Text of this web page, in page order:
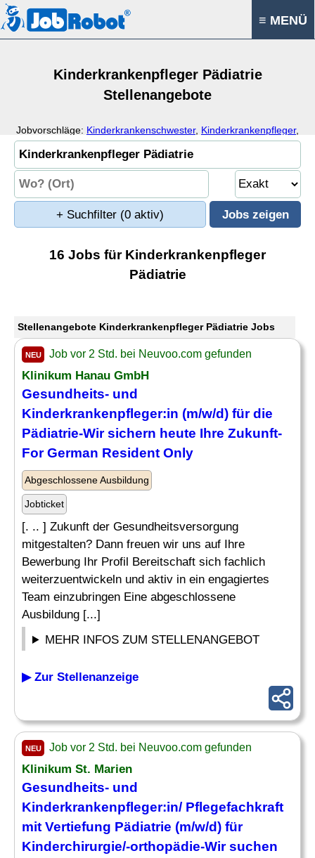
≡ MENÜ
Kinderkrankenpfleger Pädiatrie
Stellenangebote
Jobvorschläge: Kinderkrankenschwester, Kinderkrankenpfleger,
Kinderkrankenpflege,Kinderkrankenhaus
+ Suchfilter (0 aktiv)
16 Jobs für Kinderkrankenpfleger
Pädiatrie
Stellenangebote Kinderkrankenpfleger Pädiatrie Jobs
NEU Job vor 2 Std. bei Neuvoo.com gefunden
Klinikum Hanau GmbH
Gesundheits- und
Kinderkrankenpfleger:in (m/w/d) für die
Pädiatrie-Wir sichern heute Ihre Zukunft-
For German Resident Only
Abgeschlossene Ausbildung
Jobticket
[. .. ] Zukunft der Gesundheitsversorgung
mitgestalten? Dann freuen wir uns auf Ihre
Bewerbung Ihr Profil Bereitschaft sich fachlich
weiterzuentwickeln und aktiv in ein engagiertes
Team einzubringen Eine abgeschlossene
Ausbildung [...]
MEHR INFOS ZUM STELLENANGEBOT
▶ Zur Stellenanzeige
NEU Job vor 2 Std. bei Neuvoo.com gefunden
Klinikum St. Marien
Gesundheits- und
Kinderkrankenpfleger:in/ Pflegefachkraft
mit Vertiefung Pädiatrie (m/w/d) für
Kinderchirurgie/-orthopädie-Wir suchen